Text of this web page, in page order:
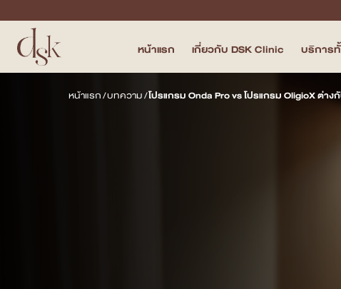
หน้าแรก เกี่ยวกับ DSK Clinic บริการ
หน้าแรก
หน้าแรก/บทความ/โปรแกรม Onda Pro vs โปรแกรม OligioX ต่า